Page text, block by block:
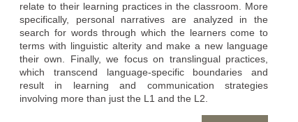
relate to their learning practices in the classroom. More
specifically, personal narratives are analyzed in the
search for words through which the learners come to
terms with linguistic alterity and make a new language
their own. Finally, we focus on translingual practices,
which transcend language-specific boundaries and
result in learning and communication strategies
involving more than just the L1 and the L2.